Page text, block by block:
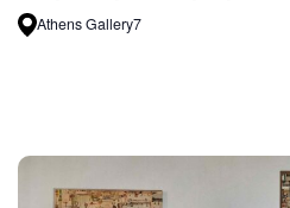
Athens Gallery7